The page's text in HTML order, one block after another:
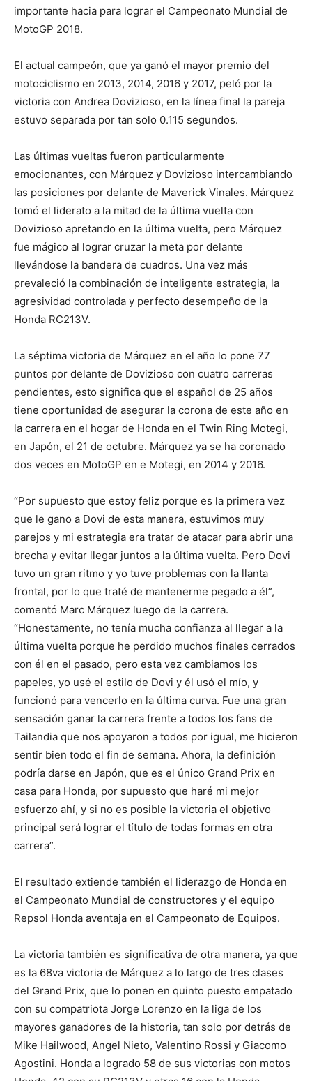
importante hacia para lograr el Campeonato Mundial de
MotoGP 2018.
El actual campeón, que ya ganó el mayor premio del
motociclismo en 2013, 2014, 2016 y 2017, peló por la
victoria con Andrea Dovizioso, en la línea final la pareja
estuvo separada por tan solo 0.115 segundos.
Las últimas vueltas fueron particularmente
emocionantes, con Márquez y Dovizioso intercambiando
las posiciones por delante de Maverick Vinales. Márquez
tomó el liderato a la mitad de la última vuelta con
Dovizioso apretando en la última vuelta, pero Márquez
fue mágico al lograr cruzar la meta por delante
llevándose la bandera de cuadros. Una vez más
prevaleció la combinación de inteligente estrategia, la
agresividad controlada y perfecto desempeño de la
Honda RC213V.
La séptima victoria de Márquez en el año lo pone 77
puntos por delante de Dovizioso con cuatro carreras
pendientes, esto significa que el español de 25 años
tiene oportunidad de asegurar la corona de este año en
la carrera en el hogar de Honda en el Twin Ring Motegi,
en Japón, el 21 de octubre. Márquez ya se ha coronado
dos veces en MotoGP en e Motegi, en 2014 y 2016.
“Por supuesto que estoy feliz porque es la primera vez
que le gano a Dovi de esta manera, estuvimos muy
parejos y mi estrategia era tratar de atacar para abrir una
brecha y evitar llegar juntos a la última vuelta. Pero Dovi
tuvo un gran ritmo y yo tuve problemas con la llanta
frontal, por lo que traté de mantenerme pegado a él”,
comentó Marc Márquez luego de la carrera.
“Honestamente, no tenía mucha confianza al llegar a la
última vuelta porque he perdido muchos finales cerrados
con él en el pasado, pero esta vez cambiamos los
papeles, yo usé el estilo de Dovi y él usó el mío, y
funcionó para vencerlo en la última curva. Fue una gran
sensación ganar la carrera frente a todos los fans de
Tailandia que nos apoyaron a todos por igual, me hicieron
sentir bien todo el fin de semana. Ahora, la definición
podría darse en Japón, que es el único Grand Prix en
casa para Honda, por supuesto que haré mi mejor
esfuerzo ahí, y si no es posible la victoria el objetivo
principal será lograr el título de todas formas en otra
carrera”.
El resultado extiende también el liderazgo de Honda en
el Campeonato Mundial de constructores y el equipo
Repsol Honda aventaja en el Campeonato de Equipos.
La victoria también es significativa de otra manera, ya que
es la 68va victoria de Márquez a lo largo de tres clases
del Grand Prix, que lo ponen en quinto puesto empatado
con su compatriota Jorge Lorenzo en la liga de los
mayores ganadores de la historia, tan solo por detrás de
Mike Hailwood, Angel Nieto, Valentino Rossi y Giacomo
Agostini. Honda a logrado 58 de sus victorias con motos